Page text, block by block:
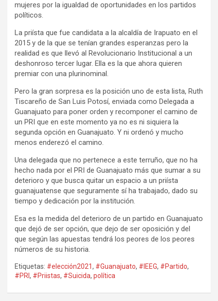
mujeres por la igualdad de oportunidades en los partidos
políticos.
La priísta que fue candidata a la alcaldía de Irapuato en el
2015 y de la que se tenían grandes esperanzas pero la
realidad es que llevó al Revolucionario Institucional a un
deshonroso tercer lugar. Ella es la que ahora quieren
premiar con una plurinominal.
Pero la gran sorpresa es la posición uno de esta lista, Ruth
Tiscareño de San Luis Potosí, enviada como Delegada a
Guanajuato para poner orden y recomponer el camino de
un PRI que en este momento ya no es ni siquiera la
segunda opción en Guanajuato. Y ni ordenó y mucho
menos enderezó el camino.
Una delegada que no pertenece a este terruño, que no ha
hecho nada por el PRI de Guanajuato más que sumar a su
deterioro y que busca quitar un espacio a un priísta
guanajuatense que seguramente sí ha trabajado, dado su
tiempo y dedicación por la institución.
Esa es la medida del deterioro de un partido en Guanajuato
que dejó de ser opción, que dejo de ser oposición y del
que según las apuestas tendrá los peores de los peores
números de su historia.
Etiquetas: #elección2021, #Guanajuato, #IEEG, #Partido,
#PRI, #Priistas, #Suicida, política